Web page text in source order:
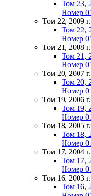
Том 23,
Номер 01
Том 22, 2009 г.
Том 22,
Номер 01
Том 21, 2008 г.
Том 21,
Номер 01
Том 20, 2007 г.
Том 20,
Номер 01
Том 19, 2006 г.
Том 19,
Номер 01
Том 18, 2005 г.
Том 18,
Номер
Том 17, 2004 г.
Том 17,
Номер 01
Том 16, 2003 г.
Том 16,